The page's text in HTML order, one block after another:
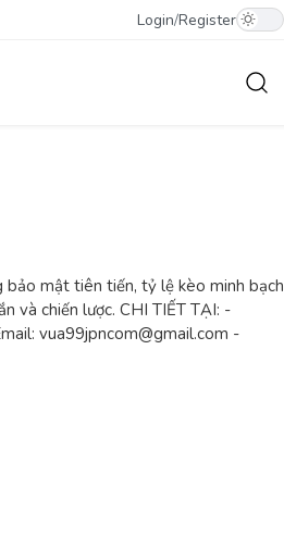
Login/Register
bảo mật tiên tiến, tỷ lệ kèo minh bạch
và chiến lược. CHI TIẾT TẠI: -
vua99jpncom@gmail.com -